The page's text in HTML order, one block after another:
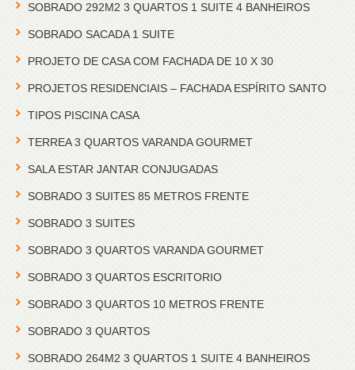
SOBRADO 292M2 3 QUARTOS 1 SUITE 4 BANHEIROS
SOBRADO SACADA 1 SUITE
PROJETO DE CASA COM FACHADA DE 10 X 30
PROJETOS RESIDENCIAIS – FACHADA ESPÍRITO SANTO
TIPOS PISCINA CASA
TERREA 3 QUARTOS VARANDA GOURMET
SALA ESTAR JANTAR CONJUGADAS
SOBRADO 3 SUITES 85 METROS FRENTE
SOBRADO 3 SUITES
SOBRADO 3 QUARTOS VARANDA GOURMET
SOBRADO 3 QUARTOS ESCRITORIO
SOBRADO 3 QUARTOS 10 METROS FRENTE
SOBRADO 3 QUARTOS
SOBRADO 264M2 3 QUARTOS 1 SUITE 4 BANHEIROS